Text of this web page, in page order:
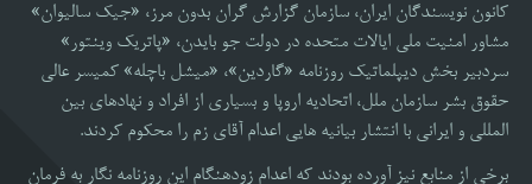
کانون نویسندگان ایران، سازمان گزارش گران بدون مرز، «جیک سالیوان»
مشاور امنیت ملی ایالات متحده در دولت جو بایدن، «پاتریک وینتور»
سردبیر بخش دیپلماتیک روزنامه «گاردین»، «میشل باچله» کمیسر عالی
حقوق بشر سازمان ملل، اتحادیه اروپا و بسیاری از افراد و نهادهای بین
المللی و ایرانی با انتشار بیانیه هایی اعدام آقای زم را محکوم کردند.
برخی از منابع نیز آورده بودند که اعدام زودهنگام این روزنامه نگار به فرمان